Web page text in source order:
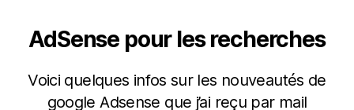
AdSense pour les recherches
Voici quelques infos sur les nouveautés de
google Adsense que j’ai reçu par mail